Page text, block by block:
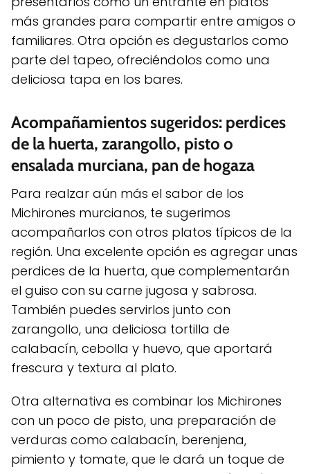
más grandes para compartir entre amigos o
familiares. Otra opción es degustarlos como
parte del tapeo, ofreciéndolos como una
deliciosa tapa en los bares.
Acompañamientos sugeridos: perdices
de la huerta, zarangollo, pisto o
ensalada murciana, pan de hogaza
Para realzar aún más el sabor de los
Michirones murcianos, te sugerimos
acompañarlos con otros platos típicos de la
región. Una excelente opción es agregar unas
perdices de la huerta, que complementarán
el guiso con su carne jugosa y sabrosa.
También puedes servirlos junto con
zarangollo, una deliciosa tortilla de
calabacín, cebolla y huevo, que aportará
frescura y textura al plato.
Otra alternativa es combinar los Michirones
con un poco de pisto, una preparación de
verduras como calabacín, berenjena,
pimiento y tomate, que le dará un toque de